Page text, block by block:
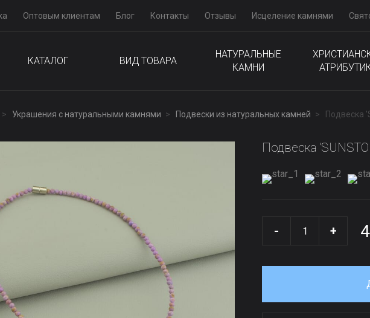
Оптовым клиентам Блог Контакты Отзывы Исцеление камнями
КАТАЛОГ ВИД ТОВАРА
НАТУРАЛЬНЫЕ
КАМНИ
Украшения с натуральными камнями Подвески из натуральных камней Подвеска
Подвеска
- +